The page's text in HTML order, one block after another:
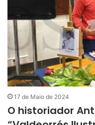
17 de Maio de 2024
O historiador